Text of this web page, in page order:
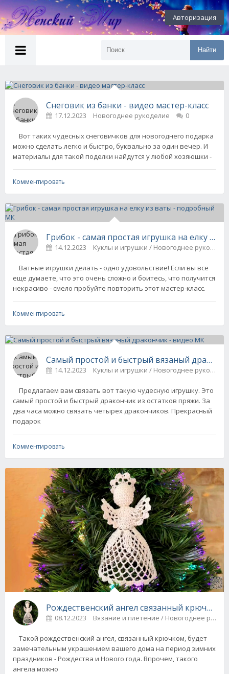
Авторизация
Найти
Снеговик из банки - видео мастер-класс
17.12.2023 Новогоднее рукоделие 0
Вот таких чудесных снеговичков для новогоднего подарка
можно сделать легко и быстро, буквально за один вечер. И
материалы для такой поделки найдутся у любой хозяюшки -
Комментировать
Грибок - самая простая игрушка на елку из
14.12.2023 Куклы и игрушки / Новогоднее
Ватные игрушки делать - одно удовольствие! Если вы все
еще думаете, что это очень сложно и боитесь, что получится
некрасиво - смело пробуйте повторить этот мастер-класс.
Комментировать
Самый простой и быстрый вязаный
14.12.2023 Куклы и игрушки / Новогоднее
Предлагаем вам связать вот такую чудесную игрушку. Это
самый простой и быстрый дракончик из остатков пряжи. За
два часа можно связать четырех дракончиков. Прекрасный
подарок
Комментировать
Рождественский ангел связанный крючком
08.12.2023 Вязание и плетение / Новогоднее
Такой рождественский ангел, связанный крючком, будет
замечательным украшением вашего дома на период зимних
праздников - Рождества и Нового года. Впрочем, такого
ангела можно